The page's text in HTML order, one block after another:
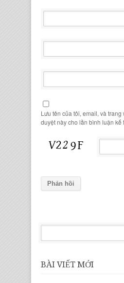
Lưu tên của tôi, email, và trang
duyệt này cho lần bình luận kế
BÀI VIẾT MỚI